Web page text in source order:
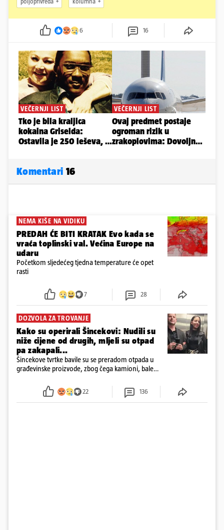
6 16
Komentari 16
NEMA KIŠE NA VIDIKU
PREDAH ĆE BITI KRATAK Evo kada se
vraća toplinski val. Većina Europe na
udaru
Početkom sljedećeg tjedna temperature će opet
rasti
7 28
DOZVOLA ZA TROVANJE
Kako su operirali Šincekovi: Nudili su
niže cijene od drugih, mljeli su otpad
pa zakapali...
Šincekove tvrtke bavile su se preradom otpada u
građevinske proizvode, zbog čega kamioni, bale
22 136